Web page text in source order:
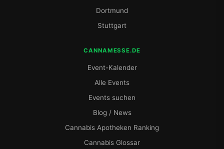
Dortmund
Stuttgart
CANNAMESSE.DE
Event-Kalender
Alle Events
Events suchen
Blog / News
Cannabis Apotheken Ranking
Cannabis Glossar